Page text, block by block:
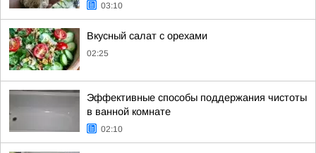
03:10
Вкусный салат с орехами
02:25
Эффективные способы поддержания чистоты
в ванной комнате
02:10